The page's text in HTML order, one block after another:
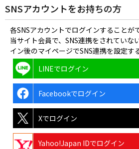
SNSアカウントをお持ちの方
各SNSアカウントでログインすることが
当サイト会員で、SNS連携をされていな
イン後のマイページでSNS連携を設定す
LINEでログイン
Facebookでログイン
Xでログイン
Yahoo!Japan IDでログイン